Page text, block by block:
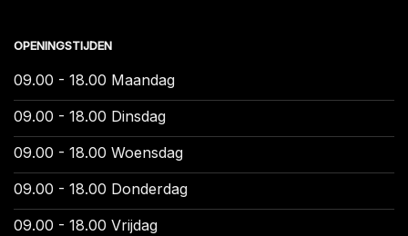
OPENINGSTIJDEN
09.00 - 18.00 Maandag
09.00 - 18.00 Dinsdag
09.00 - 18.00 Woensdag
09.00 - 18.00 Donderdag
09.00 - 18.00 Vrijdag